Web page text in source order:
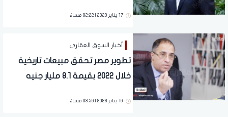
17 يناير 2023 | 02:22 مساءً
أخبار السوق العقاري
تطوير مصر تحقق مبيعات تاريخية
خلال 2022 بقيمة 8.1 مليار جنيه
16 يناير 2023 | 03:56 مساءً